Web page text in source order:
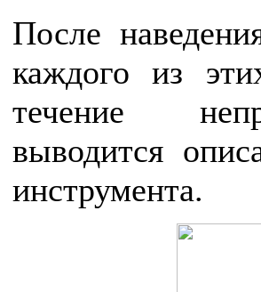
После
каждого из
течение
выводится
инструмента.